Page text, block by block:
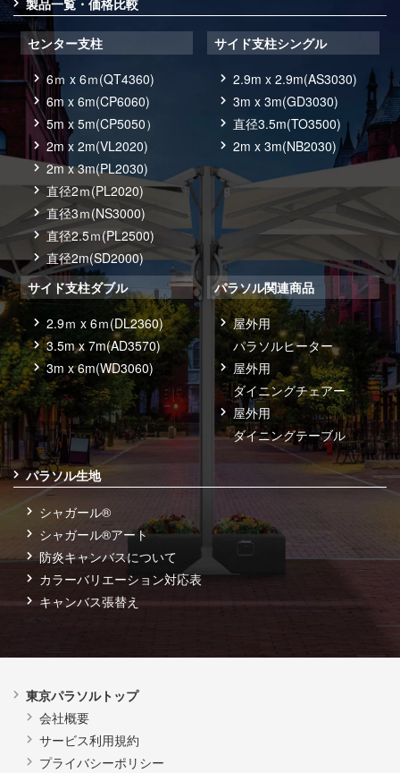
製品一覧・価格比較
センター支柱
6ｍ x 6ｍ(QT4360)
6m x 6m(CP6060)
5m x 5m(CP5050）
2m x 2m(VL2020)
2m x 3m(PL2030)
直径2ｍ(PL2020)
直径3ｍ(NS3000)
直径2.5ｍ(PL2500)
直径2m(SD2000)
サイド支柱シングル
2.9m x 2.9m(AS3030)
3m x 3m(GD3030)
直径3.5m(TO3500)
2m x 3m(NB2030)
サイド支柱ダブル
2.9ｍ x 6ｍ(DL2360)
3.5m x 7m(AD3570)
3m x 6m(WD3060)
パラソル関連商品
屋外用
パラソルヒーター
屋外用
ダイニングチェアー
屋外用
ダイニングテーブル
パラソル生地
シャガール®
シャガール®アート
防炎キャンバスについて
カラーバリエーション対応表
キャンバス張替え
東京パラソルトップ
会社概要
サービス利用規約
プライバシーポリシー